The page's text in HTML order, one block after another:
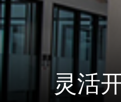
灵活